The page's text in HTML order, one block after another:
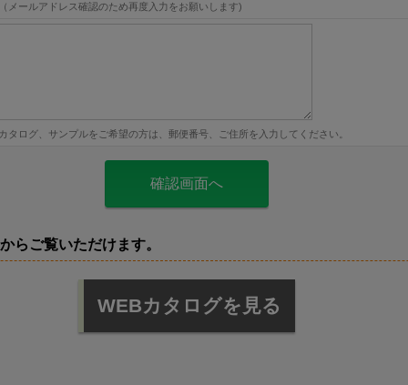
（メールアドレス確認のため再度入力をお願いします)
カタログ、サンプルをご希望の方は、郵便番号、ご住所を入力してください。
らご覧いただけます。
WEBカタログを見る